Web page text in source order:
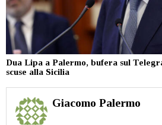
Dua Lipa a Palermo, bufera sul
scuse alla Sicilia
Giacomo Palermo